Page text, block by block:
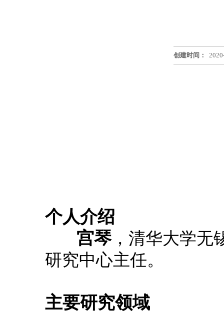
创建时间：
个人介绍
宫琴，清华大学无
研究中心主任。
主要研究领域